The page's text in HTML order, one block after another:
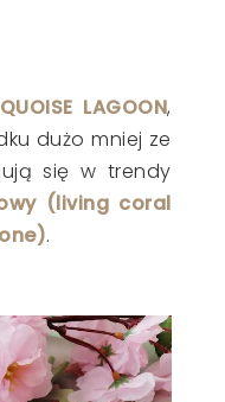
LAGOON,
dużo mniej ze
się w trendy
(living coral
.